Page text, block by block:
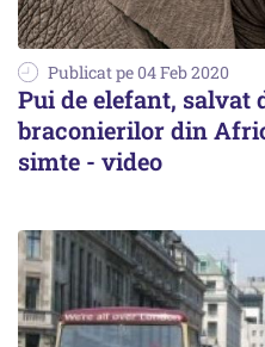
Publicat pe 04 Feb 2020
Pui de elefant, salvat
braconierilor din
simte - video